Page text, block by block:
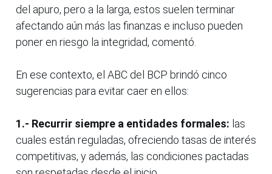
del apuro, pero a la larga, estos suelen terminar
afectando aún más las finanzas e incluso pueden
poner en riesgo la integridad, comentó.
En ese contexto, el ABC del BCP brindó cinco
sugerencias para evitar caer en ellos:
1.- Recurrir siempre a entidades formales: las
cuales están reguladas, ofreciendo tasas de interés
competitivas, y además, las condiciones pactadas